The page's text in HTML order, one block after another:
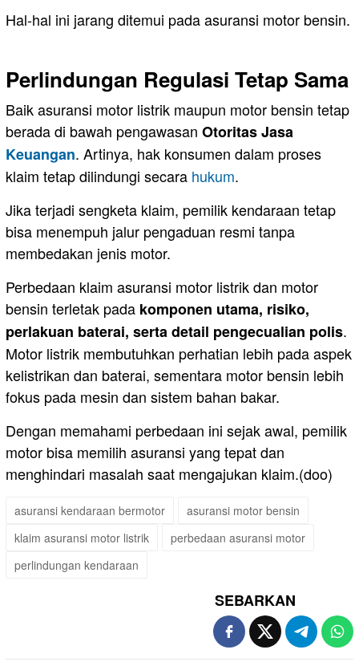
Hal-hal ini jarang ditemui pada asuransi motor bensin.
Perlindungan Regulasi Tetap Sama
Baik asuransi motor listrik maupun motor bensin tetap
berada di bawah pengawasan Otoritas Jasa
Keuangan. Artinya, hak konsumen dalam proses
klaim tetap dilindungi secara hukum.
Jika terjadi sengketa klaim, pemilik kendaraan tetap
bisa menempuh jalur pengaduan resmi tanpa
membedakan jenis motor.
Perbedaan klaim asuransi motor listrik dan motor
bensin terletak pada komponen utama, risiko,
perlakuan baterai, serta detail pengecualian polis.
Motor listrik membutuhkan perhatian lebih pada aspek
kelistrikan dan baterai, sementara motor bensin lebih
fokus pada mesin dan sistem bahan bakar.
Dengan memahami perbedaan ini sejak awal, pemilik
motor bisa memilih asuransi yang tepat dan
menghindari masalah saat mengajukan klaim.(doo)
asuransi kendaraan bermotor
asuransi motor bensin
klaim asuransi motor listrik
perbedaan asuransi motor
perlindungan kendaraan
SEBARKAN